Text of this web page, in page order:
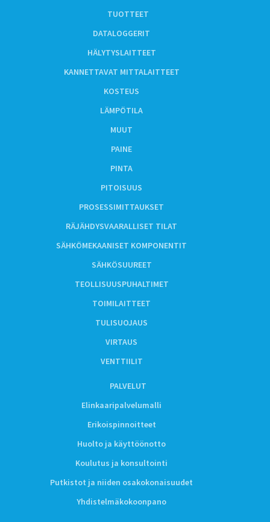
TUOTTEET
DATALOGGERIT
HÄLYTYSLAITTEET
KANNETTAVAT MITTALAITTEET
KOSTEUS
LÄMPÖTILA
MUUT
PAINE
PINTA
PITOISUUS
PROSESSIMITTAUKSET
RÄJÄHDYSVAARALLISET TILAT
SÄHKÖMEKAANISET KOMPONENTIT
SÄHKÖSUUREET
TEOLLISUUSPUHALTIMET
TOIMILAITTEET
TULISUOJAUS
VIRTAUS
VENTTIILIT
PALVELUT
Elinkaaripalvelumalli
Erikoispinnoitteet
Huolto ja käyttöönotto
Koulutus ja konsultointi
Putkistot ja niiden osakokonaisuudet
Yhdistelmäkokoonpano